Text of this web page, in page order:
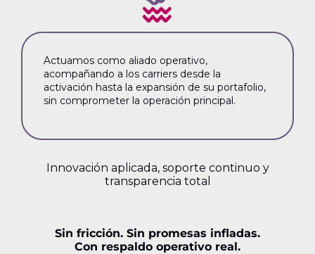
Actuamos como aliado operativo,
acompañando a los carriers desde la
activación hasta la expansión de su portafolio,
sin comprometer la operación principal.
Innovación aplicada, soporte continuo y
transparencia total
Sin fricción. Sin promesas infladas.
Con respaldo operativo real.